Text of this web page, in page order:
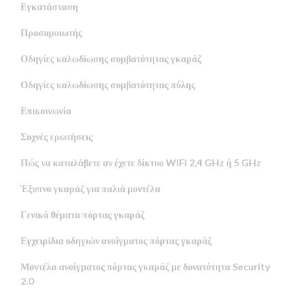
Εγκατάσταση
Προσομοιωτής
Οδηγίες καλωδίωσης συμβατότητας γκαράζ
Οδηγίες καλωδίωσης συμβατότητας πύλης
Επικοινωνία
Συχνές ερωτήσεις
Πώς να καταλάβετε αν έχετε δίκτυο WiFi 2,4 GHz ή 5 GHz
Έξυπνο γκαράζ για παλιά μοντέλα
Γενικά θέματα πόρτας γκαράζ
Εγχειρίδια οδηγιών ανοίγματος πόρτας γκαράζ
Μοντέλα ανοίγματος πόρτας γκαράζ με δυνατότητα Security
2.0